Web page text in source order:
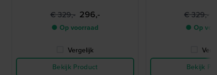
€ 329,- 296,-
● Op voorraad
Vergelijk
Bekijk Product
€ 329,-
● Op
Bekijk